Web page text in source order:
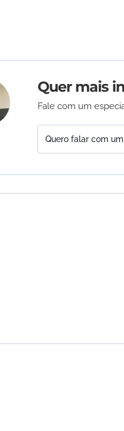
Quer mais
Fale com um
Quero falar com